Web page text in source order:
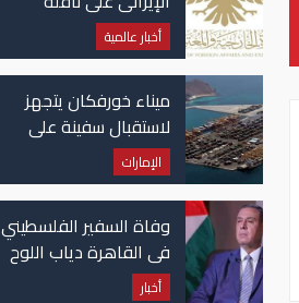
"أدنوك" في مضيق هرمز
أخبار عالمية
ميناء خورفكان يتجهز
لاستقبال سفينة على
متنها 6068 سيارة صينية
الإمارات
وفاة السفير الفلسطيني
في القاهرة دياب اللوح
أخبار